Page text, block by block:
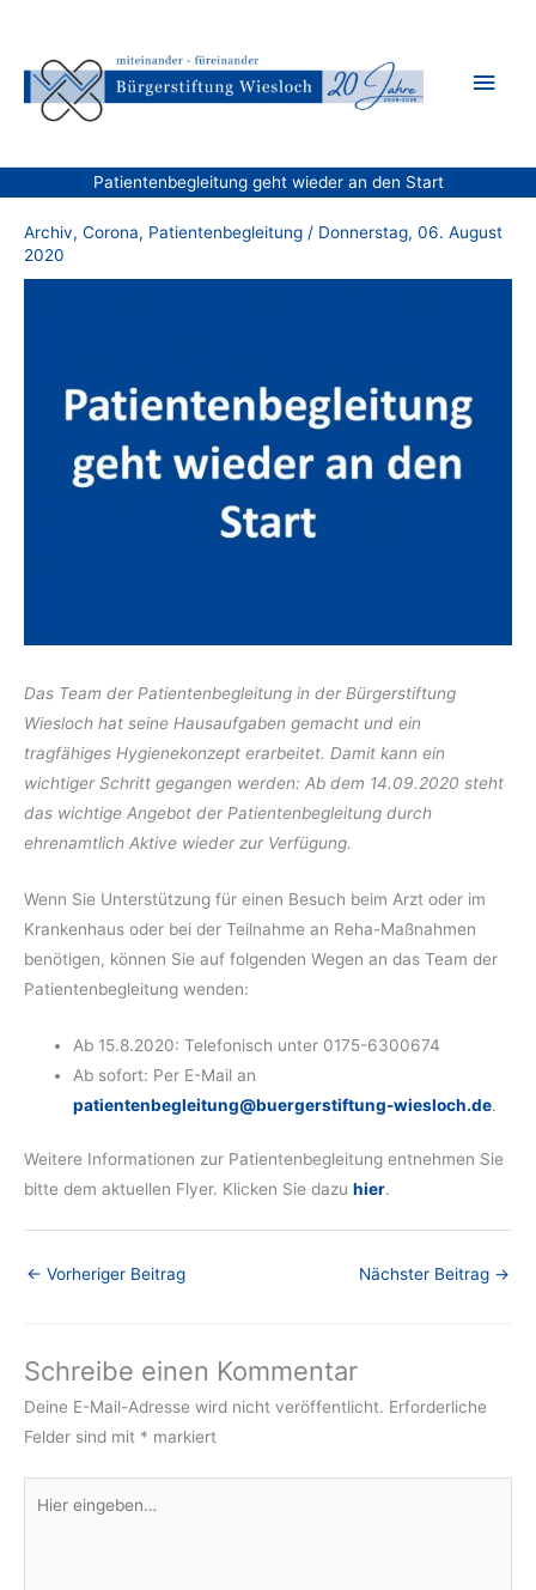
springen
Patientenbegleitung geht wieder an den Start
Archiv, Corona, Patientenbegleitung / Donnerstag, 06. August
2020
Das Team der Patientenbegleitung in der Bürgerstiftung
Wiesloch hat seine Hausaufgaben gemacht und ein
tragfähiges Hygienekonzept erarbeitet. Damit kann ein
wichtiger Schritt gegangen werden: Ab dem 14.09.2020 steht
das wichtige Angebot der Patientenbegleitung durch
ehrenamtlich Aktive wieder zur Verfügung.
Wenn Sie Unterstützung für einen Besuch beim Arzt oder im
Krankenhaus oder bei der Teilnahme an Reha-Maßnahmen
benötigen, können Sie auf folgenden Wegen an das Team der
Patientenbegleitung wenden:
Ab 15.8.2020: Telefonisch unter 0175-6300674
Ab sofort: Per E-Mail an
patientenbegleitung@buergerstiftung-wiesloch.de.
Weitere Informationen zur Patientenbegleitung entnehmen Sie
bitte dem aktuellen Flyer. Klicken Sie dazu hier.
← Vorheriger Beitrag Nächster Beitrag →
Schreibe einen Kommentar
Deine E-Mail-Adresse wird nicht veröffentlicht. Erforderliche
Felder sind mit * markiert
eingeben…